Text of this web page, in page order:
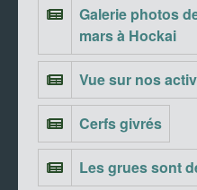
Galerie photos
mars à Hockai
Vue sur nos
Cerfs givrés
Les grues sont